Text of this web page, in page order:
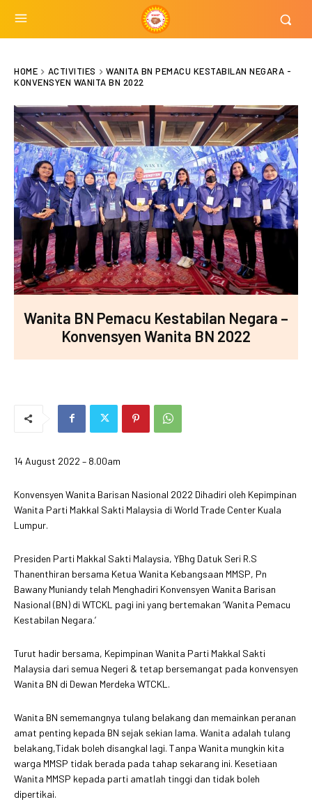
HOME ACTIVITIES
WANITA BN PEMACU KESTABILAN NEGARA -
KONVENSYEN WANITA BN 2022
Wanita BN Pemacu Kestabilan Negara –
Konvensyen Wanita BN 2022
14 August 2022 – 8.00am
Konvensyen Wanita Barisan Nasional 2022 Dihadiri oleh Kepimpinan
Wanita Parti Makkal Sakti Malaysia di World Trade Center Kuala
Lumpur.
Presiden Parti Makkal Sakti Malaysia, YBhg Datuk Seri R.S
Thanenthiran bersama Ketua Wanita Kebangsaan MMSP, Pn
Bawany Muniandy telah Menghadiri Konvensyen Wanita Barisan
Nasional (BN) di WTCKL pagi ini yang bertemakan ‘Wanita Pemacu
Kestabilan Negara.’
Turut hadir bersama, Kepimpinan Wanita Parti Makkal Sakti
Malaysia dari semua Negeri & tetap bersemangat pada konvensyen
Wanita BN di Dewan Merdeka WTCKL.
Wanita BN sememangnya tulang belakang dan memainkan peranan
amat penting kepada BN sejak sekian lama. Wanita adalah tulang
belakang,Tidak boleh disangkal lagi. Tanpa Wanita mungkin kita
warga MMSP tidak berada pada tahap sekarang ini. Kesetiaan
Wanita MMSP kepada parti amatlah tinggi dan tidak boleh
dipertikai.